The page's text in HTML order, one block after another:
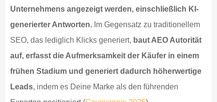
Unternehmens angezeigt werden, einschließlich KI-
generierter Antworten. Im Gegensatz zu traditionellem
SEO, das lediglich Klicks generiert, baut AEO Autorität
auf, erfasst die Aufmerksamkeit der Käufer in einem
frühen Stadium und generiert dadurch höherwertige
Leads, indem es Deine Marke als den führenden